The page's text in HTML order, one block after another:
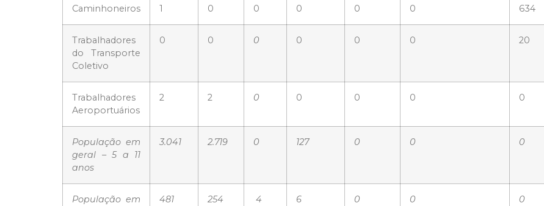
Caminhoneiros 1 0 0 0 0 0 634
Trabalhadores
do Transporte
Coletivo
0 0 0 0 0 0 20
Trabalhadores
Aeroportuários
2 2 0 0 0 0 0
População em
geral – 5 a 11
anos
3.041 2.719 0 127 0 0 0
População em
481 254 4 6 0 0 0